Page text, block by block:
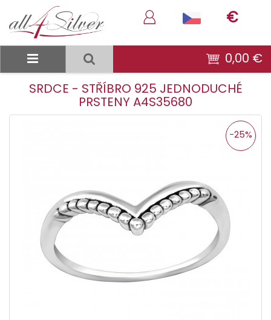
€
0,00 €
SRDCE - STŘÍBRO 925 JEDNODUCHÉ
PRSTENY A4S35680
-25%